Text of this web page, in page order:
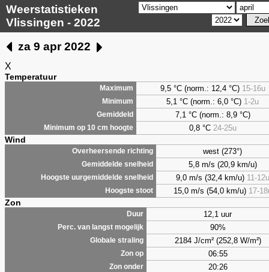
Weerstatistieken
Vlissingen - 2022
za 9 apr 2022
X
Temperatuur
Maximum 9,5 °C (norm.: 12,4 °C) 15-16u
Minimum 5,1 °C (norm.: 6,0 °C) 1-2u
Gemiddeld 7,1 °C (norm.: 8,9 °C)
Minimum op 10 cm hoogte 0,8 °C 24-25u
Wind
Overheersende richting west (273°)
Gemiddelde snelheid 5,8 m/s (20,9 km/u)
Hoogste uurgemiddelde snelheid 9,0 m/s (32,4 km/u) 11-12u
Hoogste stoot 15,0 m/s (54,0 km/u) 17-
Zon
Duur 12,1 uur
Perc. van langst mogelijk 90%
Globale straling 2184 J/cm² (252,8 W/m²)
Zon op 06:55
Zon onder 20:26